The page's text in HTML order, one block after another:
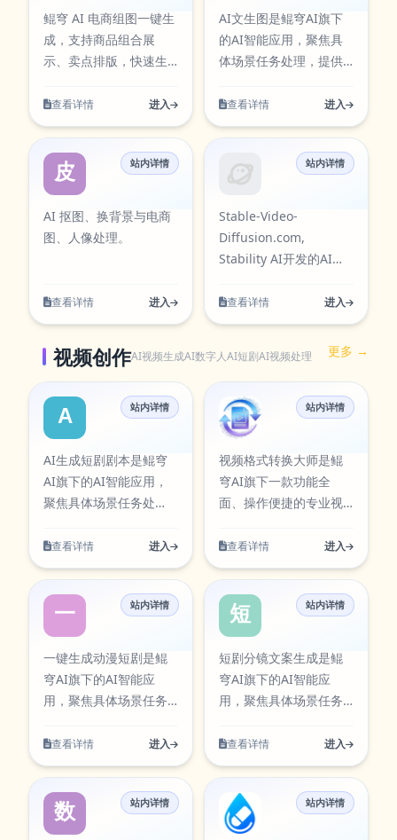
方式，帮助你在保证结
果质量的同时提升执行
效率，减少重复操作带
目已在本站AI工具卡片
中同步展示，访问入
口：
https://aiapps.kunqiongai.com/#1104。
出方式，帮助你在保证
结果质量的同时提升执
行效率，减少重复操作
条目已在本站AI工具卡
片中同步展示，访问入
https://
供对应图标资源，便于
在工具库中检索与使
用。 AI电商营销智能体
计，支持从输入到结果
办公、内容创作、学习
研究与团队协作等多类
任务。在使用过程中可
方式，帮助你在保证结
果质量的同时提升执行
目已在本站AI工具卡片
中同步展示，访问入
口：
https://aiapps.kunqiongai.com/#103。
提供对应图标资源，便
于在工具库中检索与使
用。 多场景电商图组围
支持从输入到结果的完
公、内容创作、学习研
究与团队协作等多类任
务。在使用过程中可按
式，帮助你在保证结果
质量的同时提升执行效
率，减少重复操作带来
已在本站AI工具卡片中
同步展示，访问入口：
https://
鲲穹 AI 电商组图一键生
成，支持商品组合展
示、卖点排版，快速生
淘宝、拼多多、抖音电
商等平台。 电商组图围
支持从输入到结果的完
整流程，适合日常办
公、内容创作、学习研
究与团队协作等多类任
式，帮助你在保证结果
的时间成本。当前条目
已在本站AI工具卡片中
同步展示，访问入口：
https://aiapps.kunqiongai.com/ecommerce-
image。
查看详情 进入
AI文生图是鲲穹AI旗下
的AI智能应用，聚焦具
体场景任务处理，提供
程。面向视觉创作与图
像处理，支持元素生
化。该工具可通过官方
入口快速访问，并提供
对应图标资源，便于在
工具库中检索与使用。
AI文生图围绕实际使用
到结果的完整流程，适
作等多类任务。在使用
过程中可按需求调整参
数与输出方式，帮助你
在保证结果质量的同时
提升执行效率，减少重
复操作带来的时间成
本。当前条目已在本站
AI工具卡片中同步展
https://
查看详情 进入
皮卡智能
站内详情
AI 抠图、换背景与电商
图、人像处理。
查看详情 进入
Stable-
站内详情
Stable-Video-
Diffusion.com,
Stability AI开发的AI模
成视频,AI model by
Stability AI for
from still images. 什么
是Stable Video
Diffusion？ 稳定视频扩
散是由Stability AI开发
的一种基于AI的模型，
旨在通过动画化静态图
像生成视频。它提供了
两个变体
查看详情 进入
视频创作AI视频生成AI数字人AI短剧AI视频处理 更多 →
AI生成短剧剧本
站内详情
AI生成短剧剧本是鲲穹
AI旗下的AI智能应用，
聚焦具体场景任务处
输出流程。聚焦视频创
作与分镜规划，适用于
内容生产。该工具可通
过官方入口快速访问，
并提供对应图标资源，
便于在工具库中检索与
使用。 AI生成短剧剧本
计，支持从输入到结果
办公、内容创作、学习
研究与团队协作等多类
任务。在使用过程中可
查看详情 进入
视频格式转换
站内详情
视频格式转换大师是鲲
穹AI旗下一款功能全
面、操作便捷的专业视
持 MP4、AVI、MOV、
WEBM 等主流视频格式
取 MP3 音频，还可将视
频转为GIF动图或
JPG/PNG 图片序列，通
过直观的功能分区设
计，用户只需在左侧导
型，点击目标格式选项
杂设置，新手也能轻松
上手，它不仅能满足剪
辑素材准备、多媒体内
查看详情 进入
一键生成动漫短剧
站内详情
一键生成动漫短剧是鲲
穹AI旗下的AI智能应
用，聚焦具体场景任务
到输出流程。聚焦视频
创作与分镜规划，适用
与内容生产。该工具可
通过官方入口快速访
查看详情 进入
短剧分镜文案
站内详情
短剧分镜文案生成是鲲
穹AI旗下的AI智能应
用，聚焦具体场景任务
到输出流程。聚焦视频
创作与分镜规划，适用
与内容生产。该工具可
通过官方入口快速访
查看详情 进入
数字人营销视频
站内详情
鲲穹去水印工具
站内详情